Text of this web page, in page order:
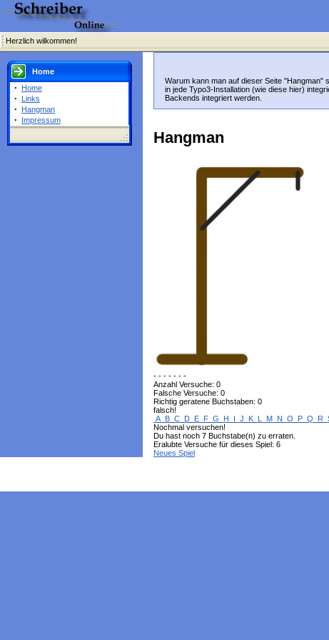
Herzlich wilkommen!
Home
· Home
· Links
· Hangman
· Impressum
Warum kann man auf dieser Seite "Hangman"
in jede Typo3-Installation (wie diese hier)
Backends integriert werden.
Hangman
- - - - - - -
Anzahl Versuche: 0
Falsche Versuche: 0
Richtig geratene Buchstaben: 0
falsch!
A B C D E F G H J K L M N O P Q R
Nochmal versuchen!
Du hast noch 7 Buchstabe(n) zu erraten.
Eralubte Versuche für dieses Spiel: 6
Neues Spiel